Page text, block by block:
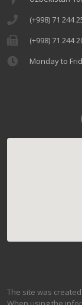
(+998) 71 244
(+998) 71 244
Monday to
The site was